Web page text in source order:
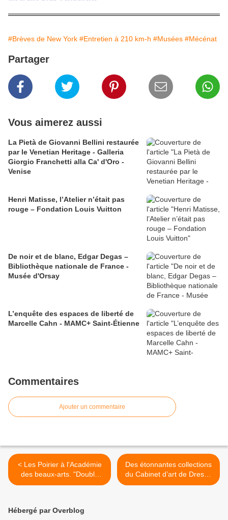
#Brèves de New York #Entretien à 210 km-h #Musées #Mécénat
Partager
Vous aimerez aussi
La Pietà de Giovanni Bellini restaurée
par le Venetian Heritage - Galleria
Giorgio Franchetti alla Ca' d'Oro -
Venise
Henri Matisse, l’Atelier n’était pas
rouge – Fondation Louis Vuitton
De noir et de blanc, Edgar Degas –
Bibliothèque nationale de France -
Musée d'Orsay
L’enquête des espaces de liberté de
Marcelle Cahn - MAMC+ Saint-Étienne
Commentaires
Ajouter un commentaire
< Les Poirier à l'Académie
des beaux-arts. "Double
installation" sous la Coupole
Des étonnantes collections
du Cabinet d’art de Dresde
- Musée du Luxembourg >
Hébergé par Overblog